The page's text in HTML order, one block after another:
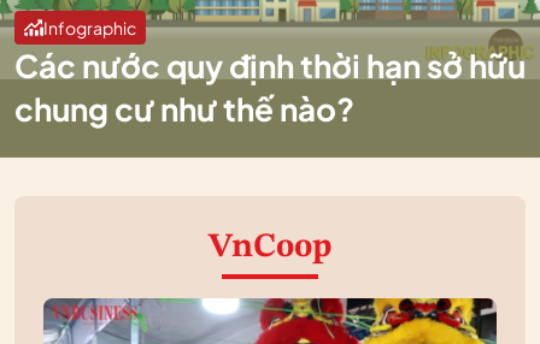
Infographic
Các nước quy định thời hạn sở hữu
chung cư như thế nào?
VnCoop